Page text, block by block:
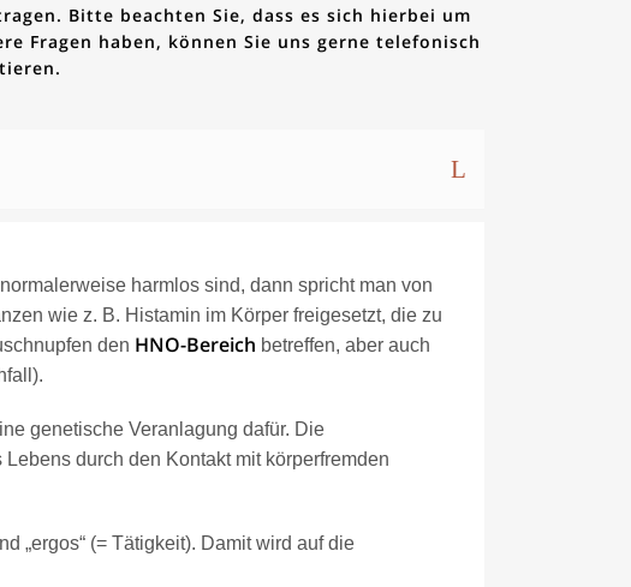
Bitte beachten Sie, dass es sich hierbei um
Fragen haben, können Sie uns gerne telefonisch
harmlos sind, dann spricht man von
wie z. B. Histamin im Körper freigesetzt, die zu
den HNO-Bereich betreffen, aber auch
genetische Veranlagung dafür. Die
durch den Kontakt mit körperfremden
„ergos“ (= Tätigkeit). Damit wird auf die